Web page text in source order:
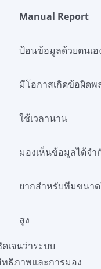
Manual Report
ป้อนข้อมูลด้วยตนเอ
มีโอกาสเกิดข้อผิดพ
ใช้เวลานาน
มองเห็นข้อมูลได้จำ
ยากสำหรับทีมขนา
สูง
เจนว่าระบบ
ธิภาพและการมอง